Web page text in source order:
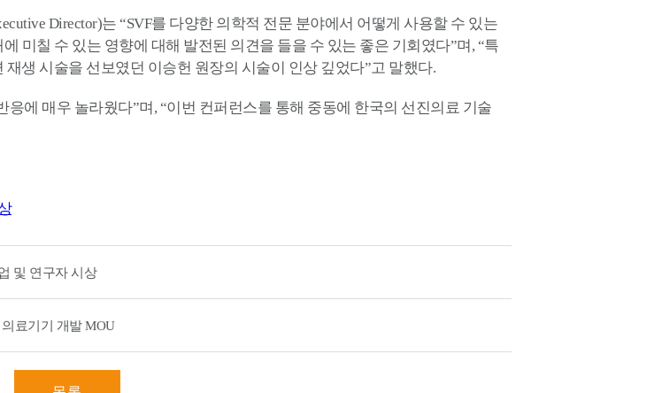
Director)는 “SVF를 다양한 의학적 전문 분야에서 어떻게 사용할 수 있는
미칠 수 있는 영향에 대해 발전된 의견을 들을 수 있는 좋은 기회였다”며, “특
생 시술을 선보였던 이승헌 원장의 시술이 인상 깊었다”고 말했다.
에 매우 놀라웠다”며, “이번 컨퍼런스를 통해 중동에 한국의 선진의료 기술
및 연구자 시상
료기기 개발 MOU